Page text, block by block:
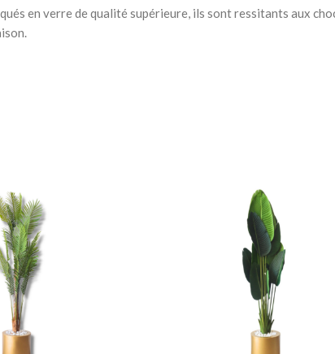
en verre de qualité supérieure, ils sont ressitants aux